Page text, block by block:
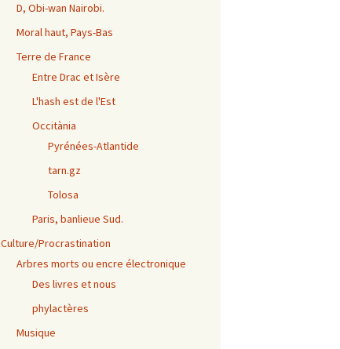
D, Obi-wan Nairobi.
Moral haut, Pays-Bas
Terre de France
Entre Drac et Isère
L'hash est de l'Est
Occitània
Pyrénées-Atlantide
tarn.gz
Tolosa
Paris, banlieue Sud.
Culture/Procrastination
Arbres morts ou encre électronique
Des livres et nous
phylactères
Musique